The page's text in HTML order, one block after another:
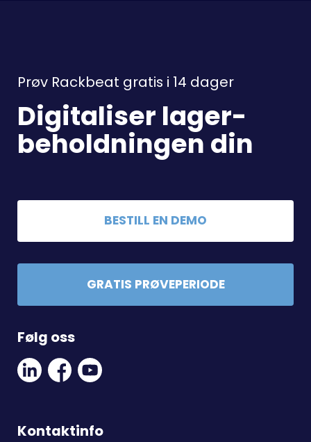
Prøv Rackbeat gratis i 14 dager
Digitaliser lager-
beholdningen din
BESTILL EN DEMO
GRATIS PRØVEPERIODE
Følg oss
Linkedin
Social
Link
Facebook
Social
Link
Youtube
Link
Kontaktinfo